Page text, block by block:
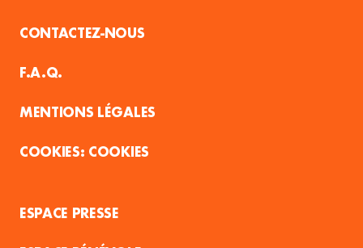
CONTACTEZ-NOUS
F.A.Q.
MENTIONS LÉGALES
COOKIES
ESPACE PRESSE